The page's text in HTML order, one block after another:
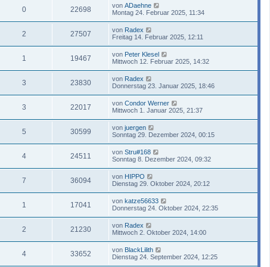
0 22698 von ADaehne
Montag 24. Februar 2025, 11:34
2 27507 von Radex
Freitag 14. Februar 2025, 12:11
1 19467 von Peter Klesel
Mittwoch 12. Februar 2025, 14:32
3 23830 von Radex
Donnerstag 23. Januar 2025, 18:46
3 22017 von Condor Werner
Mittwoch 1. Januar 2025, 21:37
5 30599 von juergen
Sonntag 29. Dezember 2024, 00:15
4 24511 von Stru#168
Sonntag 8. Dezember 2024, 09:32
7 36094 von HIPPO
Dienstag 29. Oktober 2024, 20:12
1 17041 von katze56633
Donnerstag 24. Oktober 2024, 22:35
2 21230 von Radex
Mittwoch 2. Oktober 2024, 14:00
4 33652 von BlackLilith
Dienstag 24. September 2024, 12:25